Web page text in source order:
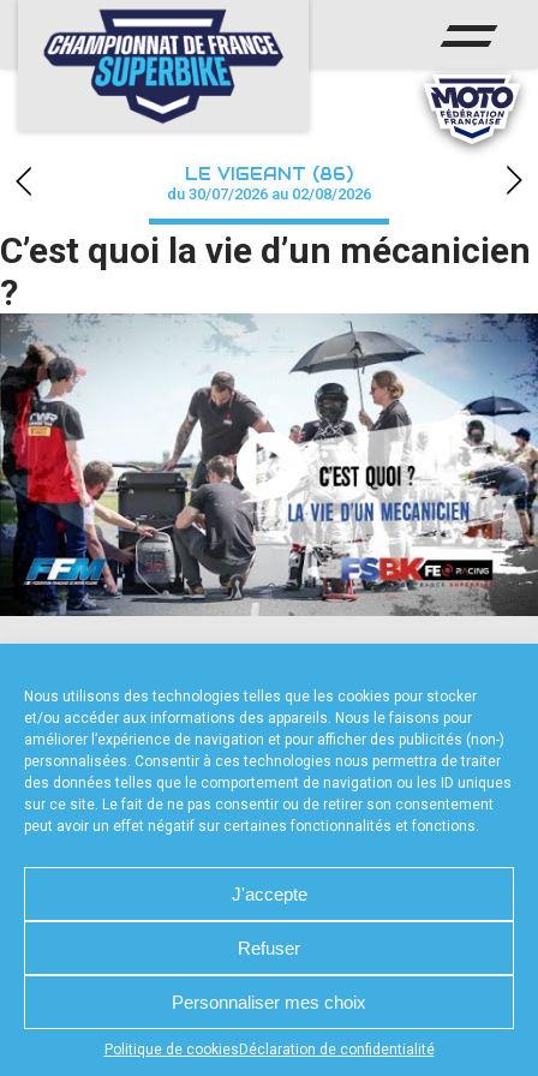
Nous utilisons des technologies telles que les cookies pour stocker
et/ou accéder aux informations des appareils. Nous le faisons pour
améliorer l’expérience de navigation et pour afficher des publicités (non-)
personnalisées. Consentir à ces technologies nous permettra de traiter
des données telles que le comportement de navigation ou les ID uniques
sur ce site. Le fait de ne pas consentir ou de retirer son consentement
peut avoir un effet négatif sur certaines fonctionnalités et fonctions.
J'accepte
Refuser
Personnaliser mes choix
Politique de cookies Déclaration de confidentialité
Appuyez sur le bouton partager en bas de votre
ACCUEIL
CHAMPIONNAT
CALENDRIER
RÉSULTATS
PARTENAIRES
PRESSE
PRESSE
accéder à la billetterie
LE VIGEANT (86)
du 30/07/2026 au 02/08/2026
C’est quoi la vie d’un mécanicien
?
CHARTE DE CONFIDENTIALITÉ
NOUS CONTACTER
POLITIQUE DE COOKIES (UE)
DÉCLARATION DE CONFIDENTIALITÉ (UE)